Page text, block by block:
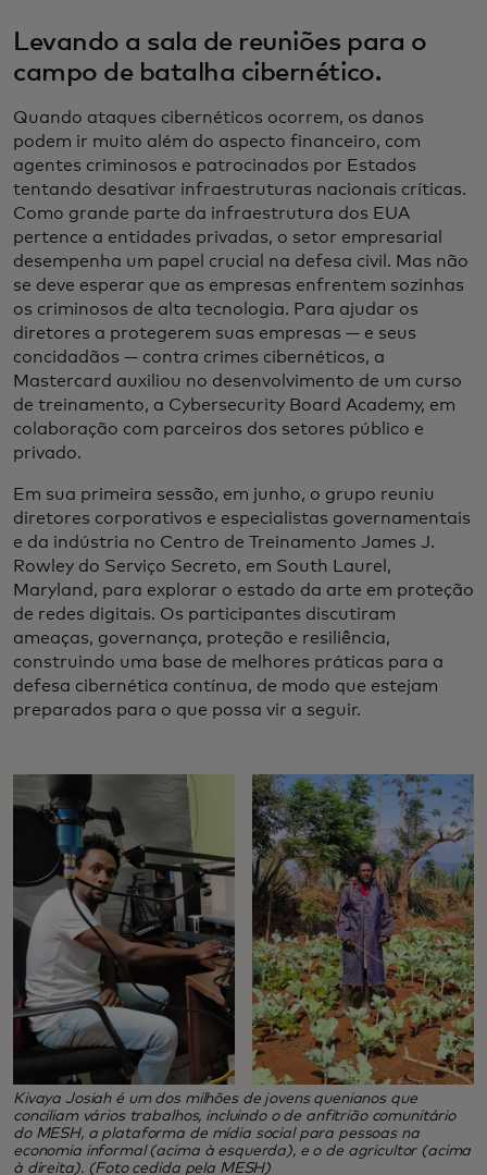
Levando a sala de reuniões para o
campo de batalha cibernético.
Quando ataques cibernéticos ocorrem, os danos
podem ir muito além do aspecto financeiro, com
agentes criminosos e patrocinados por Estados
tentando desativar infraestruturas nacionais críticas.
Como grande parte da infraestrutura dos EUA
pertence a entidades privadas, o setor empresarial
desempenha um papel crucial na defesa civil. Mas não
se deve esperar que as empresas enfrentem sozinhas
os criminosos de alta tecnologia. Para ajudar os
diretores a protegerem suas empresas — e seus
concidadãos — contra crimes cibernéticos, a
Mastercard auxiliou no desenvolvimento de um curso
de treinamento, a Cybersecurity Board Academy, em
colaboração com parceiros dos setores público e
privado.
Em sua primeira sessão, em junho, o grupo reuniu
diretores corporativos e especialistas governamentais
e da indústria no Centro de Treinamento James J.
Rowley do Serviço Secreto, em South Laurel,
Maryland, para explorar o estado da arte em proteção
de redes digitais. Os participantes discutiram
ameaças, governança, proteção e resiliência,
construindo uma base de melhores práticas para a
defesa cibernética contínua, de modo que estejam
preparados para o que possa vir a seguir.
Kivaya Josiah é um dos milhões de jovens quenianos que
conciliam vários trabalhos, incluindo o de anfitrião comunitário
do MESH, a plataforma de mídia social para pessoas na
economia informal (acima à esquerda), e o de agricultor (acima
à direita). (Foto cedida pela MESH)